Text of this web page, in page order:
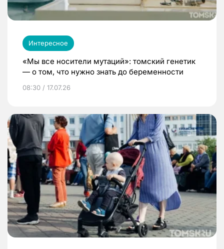
Интересное
«Мы все носители мутаций»: томский генетик
— о том, что нужно знать до беременности
08:30 / 17.07.26